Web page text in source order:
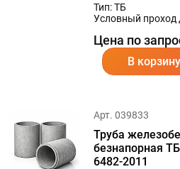
Тип: ТБ
Условный проход
Цена по
В корзину
Арт. 039833
Труба
безнапорная
6482-2011